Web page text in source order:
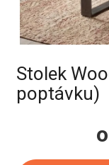
Stolek
poptávku)
Měrná